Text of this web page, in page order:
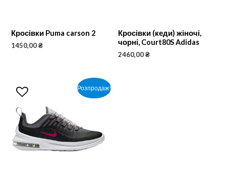
Кросівки Puma carson 2
1450,00₴
Кросівки (кеди) жіночі,
чорні, Court80S Adidas
2460,00₴
Розпродаж!